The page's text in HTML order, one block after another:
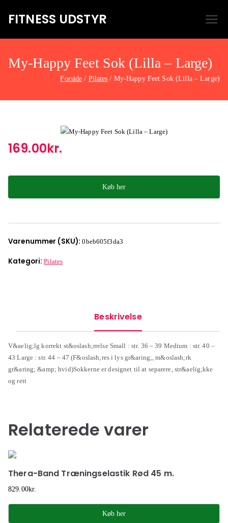
FITNESS UDSTYR
My-Happy Feet Sok (Lilla – Large)
Forside Pilates My-Happy Feet Sok (Lilla – Large)
169.00kr.
Køb her
Varenummer (SKU):0beb605f3da3
Kategori:Pilates
Beskrivelse
V&aelig;lg korrekt st&oslash;rrelse Small : str. 36 – 39 Medium : str. 40 –
43 Large : str. 44 – 47 (F&oslash;res i lys gr&aring;, m&oslash;rk
gr&aring; &amp; hvid)Sokkerne er designet til at separere, str&aelig;kke
og rett
Relaterede varer
Thera-Band Træningselastik Rød 45 m.
829.00kr.
Køb her